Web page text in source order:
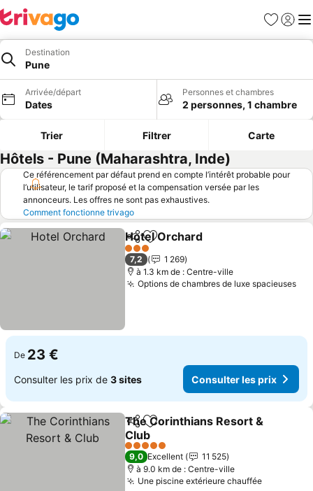
Favoris
Se
Destination
Pune
Arrivée/départ
Dates
Personnes et chambres
2 personnes, 1 chambre
Trier Filtrer Carte
Hôtels - Pune (Maharashtra, Inde)
Ce référencement par défaut prend en compte l’intérêt probable pour
l’utilisateur, le tarif proposé et la compensation versée par les
annonceurs. Les offres ne sont pas exhaustives.
Comment fonctionne trivago
PartagerAjouter à mes favoris
Hotel Orchard
3 Étoiles
7,2
1 269
à 1.3 km de : Centre-ville
Options de chambres de luxe spacieuses
De 23 €
Consulter les prix de 3 sites Consulter les prix
PartagerAjouter à mes favoris
The Corinthians Resort &
Club
Consulter les prix
5 Étoiles
9,0 Excellent
11 525
à 9.0 km de : Centre-ville
Une piscine extérieure chauffée